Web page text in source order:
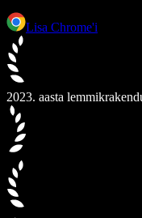
Lisa Chrome'i
2023. aasta